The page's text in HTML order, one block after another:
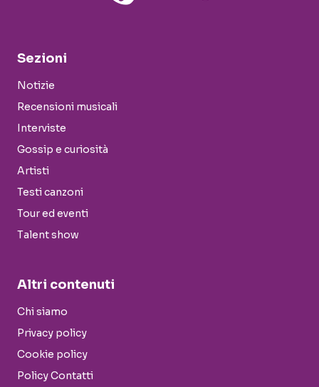
Sezioni
Notizie
Recensioni musicali
Interviste
Gossip e curiosità
Artisti
Testi canzoni
Tour ed eventi
Talent show
Altri contenuti
Chi siamo
Privacy policy
Cookie policy
Policy Contatti